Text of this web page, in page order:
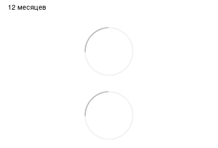
12 месяцев